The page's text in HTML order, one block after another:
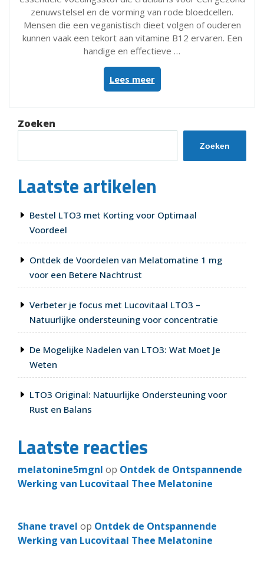
zenuwstelsel en de vorming van rode bloedcellen.
Mensen die een veganistisch dieet volgen of ouderen
kunnen vaak een tekort aan vitamine B12 ervaren. Een
handige en effectieve …
Lees meer“Ontdek
de
Voordelen
Vitamine
een
Gezond
Zoeken
Zoeken
Laatste artikelen
Bestel LTO3 met Korting voor Optimaal
Voordeel
Ontdek de Voordelen van Melatomatine 1 mg
voor een Betere Nachtrust
Verbeter je focus met Lucovitaal LTO3 –
Natuurlijke ondersteuning voor concentratie
De Mogelijke Nadelen van LTO3: Wat Moet Je
Weten
LTO3 Original: Natuurlijke Ondersteuning voor
Rust en Balans
Laatste reacties
melatonine5mgnl op Ontdek de Ontspannende
Werking van Lucovitaal Thee Melatonine
Shane travel op Ontdek de Ontspannende
Werking van Lucovitaal Thee Melatonine